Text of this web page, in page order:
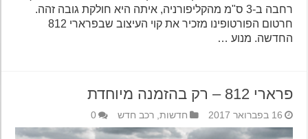
רחבה ב-3 ס"מ מהקליפורניה, איתה היא חולקת גובה זהה.
חרטום הפורטופינו מזכיר את קוי העיצוב שבפרארי 812
החדשה. מנוע …
פרארי 812 – רק בהזמנה מיוחדת
16 בפברואר 2017 חדשות,רכב חדש 0